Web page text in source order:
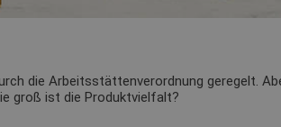
die Arbeitsstättenverordnung geregelt.
groß ist die Produktvielfalt?